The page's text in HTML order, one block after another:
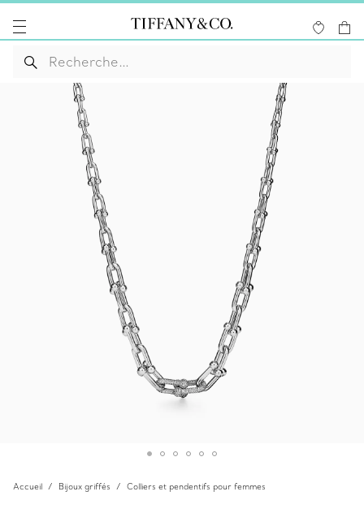
Accueil Bijoux griffés Colliers et pendentifs pour femmes